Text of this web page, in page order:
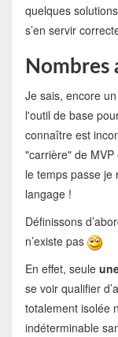
quelques
s’en servir
Nombres
Je sais, encore
l'outil de base
connaître est
"carrière" de
le temps passe je
langage !
Définissons
n’existe pas
En effet, seule
se voir qualifier
totalement isolée
indéterminable